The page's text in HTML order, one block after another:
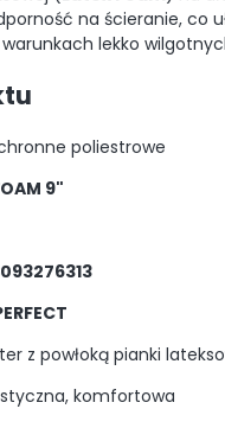
na ścieranie, co
lekko
poliestrowe
9"
z powłoką pianki
komfortowa